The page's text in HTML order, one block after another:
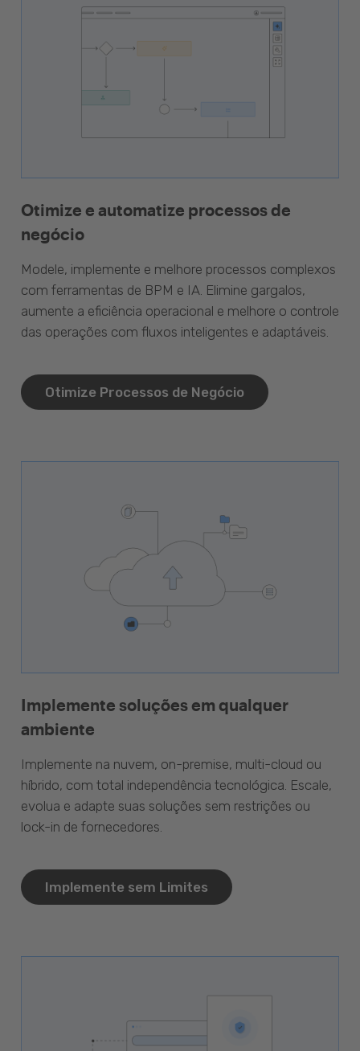
Otimize e automatize processos de
negócio
Modele, implemente e melhore processos complexos
com ferramentas de BPM e IA. Elimine gargalos,
aumente a eficiência operacional e melhore o controle
das operações com fluxos inteligentes e adaptáveis.
Otimize Processos de Negócio
Implemente soluções em qualquer
ambiente
Implemente na nuvem, on-premise, multi-cloud ou
híbrido, com total independência tecnológica. Escale,
evolua e adapte suas soluções sem restrições ou
lock-in de fornecedores.
Implemente sem Limites